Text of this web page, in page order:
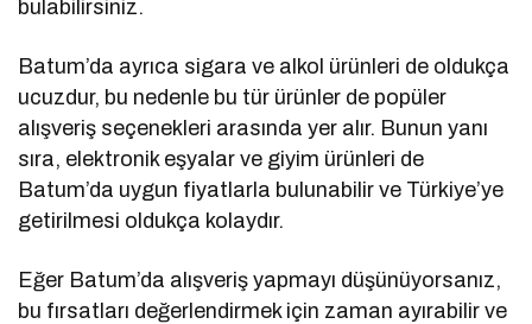
bulabilirsiniz.
Batum’da ayrıca sigara ve alkol ürünleri de oldukça
ucuzdur, bu nedenle bu tür ürünler de popüler
alışveriş seçenekleri arasında yer alır. Bunun yanı
sıra, elektronik eşyalar ve giyim ürünleri de
Batum’da uygun fiyatlarla bulunabilir ve Türkiye’ye
getirilmesi oldukça kolaydır.
Eğer Batum’da alışveriş yapmayı düşünüyorsanız,
bu fırsatları değerlendirmek için zaman ayırabilir ve